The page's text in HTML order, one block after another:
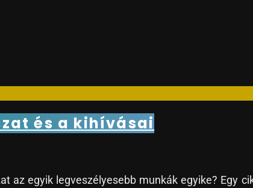
és a kihívásai
az egyik legveszélyesebb munkák egyike? Egy